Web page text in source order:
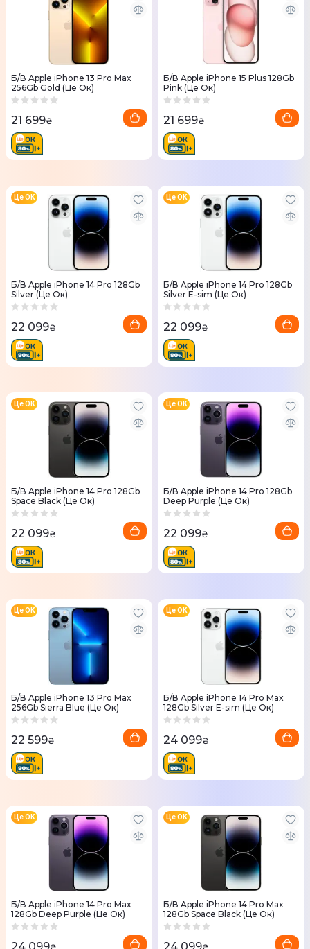
Б/В Apple iPhone 13 Pro Max
256Gb Gold (Це Ок)
21 699₴
Б/В Apple iPhone 15 Plus 128Gb
Pink (Це Ок)
21 699₴
Б/В Apple iPhone 14 Pro 128Gb
Silver (Це Ок)
Це ОК
22 099₴
Б/В Apple iPhone 14 Pro 128Gb
Silver E-sim (Це Ок)
Це ОК
22 099₴
Б/В Apple iPhone 14 Pro 128Gb
Space Black (Це Ок)
Це ОК
22 099₴
Б/В Apple iPhone 14 Pro 128Gb
Deep Purple (Це Ок)
Це ОК
22 099₴
Б/В Apple iPhone 13 Pro Max
256Gb Sierra Blue (Це Ок)
Це ОК
22 599₴
Б/В Apple iPhone 14 Pro Max
128Gb Silver E-sim (Це Ок)
Це ОК
24 099₴
Б/В Apple iPhone 14 Pro Max
128Gb Deep Purple (Це Ок)
Це ОК
Б/В Apple iPhone 14 Pro Max
128Gb Space Black (Це Ок)
Це ОК